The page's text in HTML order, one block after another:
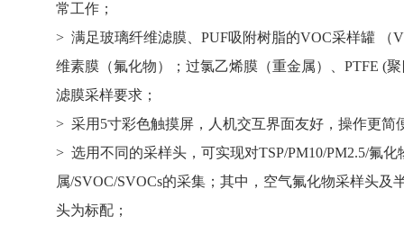
常工作；
> 满足玻璃纤维滤膜、PUF吸附树脂的VOC采样罐 （
维素膜（氟化物）；过氯乙烯膜（重金属）、PTFE (
滤膜采样要求；
> 采用5寸彩色触摸屏，人机交互界面友好，操作更简
> 选用不同的采样头，可实现对TSP/PM10/PM2.5/氟化
属/SVOC/SVOCs的采集；其中，空气氟化物采样头及
头为标配；